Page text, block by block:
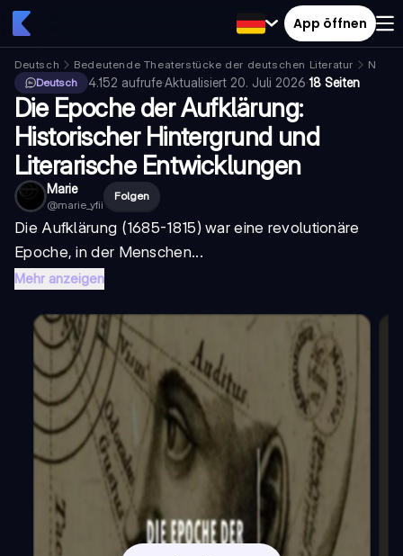
App öffnen
Deutsch Bedeutende Theaterstücke der deutschen Literatur
Deutsch
4.152 aufrufe·Aktualisiert 20. Juli 2026·18 Seiten
Die Epoche der Aufklärung:
Historischer Hintergrund und
Literarische Entwicklungen
Marie
@marie_yfii
Folgen
Die Aufklärung (1685-1815) war eine revolutionäre
Epoche, in der Menschen...
Mehr anzeigen